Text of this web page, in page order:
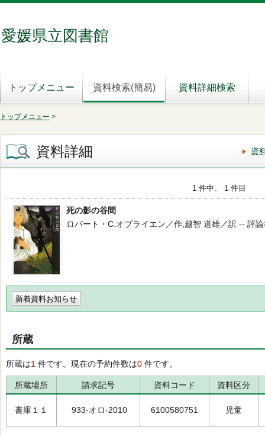
愛媛県立図書館
トップメニュー 資料検索(簡易) 資料詳細検索
トップメニュー >
資料詳細 資
1 件中、 1 件目
死の影の谷間
ロバート・C.オブライエン／作,越智 道雄／訳 -- 評
新着資料お知らせ
所蔵
所蔵は1 件です。現在の予約件数は0 件です。
所蔵場所 請求記号 資料コード 資料区分
書庫１１ 933-オロ-2010 6100580751 児童